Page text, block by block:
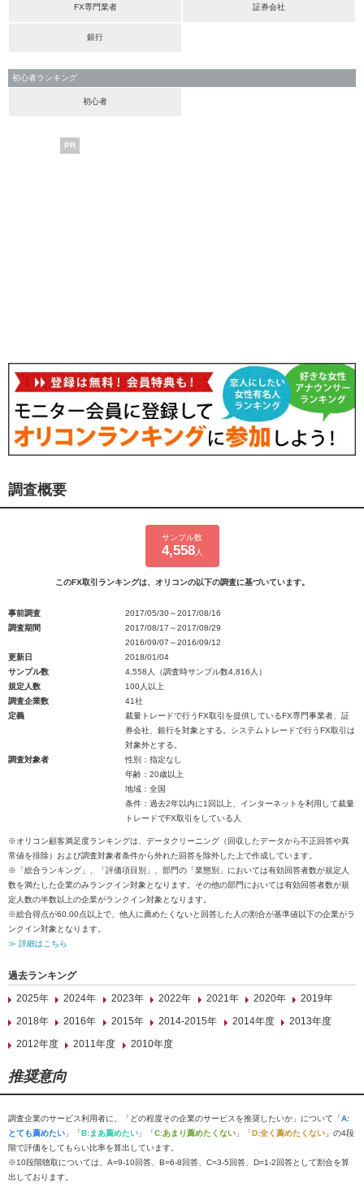
FX専門業者 証券会社
銀行
初心者ランキング
初心者
PR
調査概要
サンプル数
4,558人
このFX取引ランキングは、オリコンの以下の調査に基づいています。
事前調査
2017/05/30～2017/08/16
調査期間
2017/08/17～2017/08/29
2016/09/07～2016/09/12
更新日
2018/01/04
サンプル数
4,558人（調査時サンプル数4,816人）
規定人数
100人以上
調査企業数
41社
定義
裁量トレードで行うFX取引を提供しているFX専門事業者、証
券会社、銀行を対象とする。システムトレードで行うFX取引は
対象外とする。
調査対象者
性別：指定なし
年齢：20歳以上
地域：全国
条件：過去2年以内に1回以上、インターネットを利用して裁量
トレードでFX取引をしている人
※オリコン顧客満足度ランキングは、データクリーニング（回収したデータから不正回答や異
常値を排除）および調査対象者条件から外れた回答を除外した上で作成しています。
※「総合ランキング」、「評価項目別」、部門の「業態別」においては有効回答者数が規定人
数を満たした企業のみランクイン対象となります。その他の部門においては有効回答者数が規
定人数の半数以上の企業がランクイン対象となります。
※総合得点が60.00点以上で、他人に薦めたくないと回答した人の割合が基準値以下の企業がラ
ンクイン対象となります。
≫ 詳細はこちら
過去ランキング
2025年
2024年 2023年 2022年 2021年 2020年
2019年
2018年
2016年 2015年 2014-2015年 2014年度
2013年度
2012年度
2011年度 2010年度
推奨意向
調査企業のサービス利用者に、「どの程度その企業のサービスを推奨したいか」について「A:
とても薦めたい 」「B:まあ薦めたい 」「C:あまり薦めたくない 」「D:全く薦めたくない 」の4段
階で評価をしてもらい比率を算出しています。
※10段階聴取については、A=9-10回答、B=6-8回答、C=3-5回答、D=1-2回答として割合を算
出しております。